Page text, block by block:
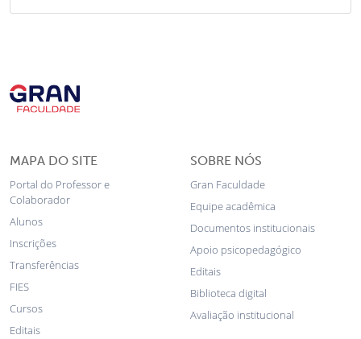
MAPA DO SITE
Portal do Professor e
Colaborador
Alunos
Inscrições
Transferências
FIES
Cursos
Editais
SOBRE NÓS
Gran Faculdade
Equipe acadêmica
Documentos institucionais
Apoio psicopedagógico
Editais
Biblioteca digital
Avaliação institucional